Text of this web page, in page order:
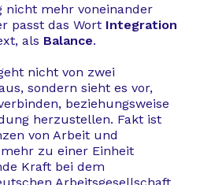
nicht mehr voneinander
passt das Wort Integration
als Balance.
nicht von zwei
sondern sieht es vor,
beziehungsweise
herzustellen. Fakt ist
von Arbeit und
zu einer Einheit
Kraft bei dem